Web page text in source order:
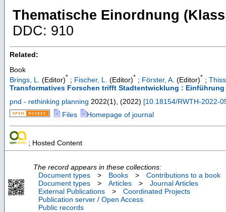
Thematische Einordnung
DDC: 910
Related:
Book
Brings, L.
(Editor)* ; Fischer, L. (Editor)* ; Förster, A. (Editor)* ;
Transformatives Forschen trifft Stadtentwicklung :
pnd - rethinking planning 2022(1), (2022) [10.18154/RWTH-2022-
Files
Homepage of journal
; Hosted Content
The record appears in these collections:
Document types
> Books >
Contributions to a book
Document types
> Articles >
Journal Articles
External Publications
>
Coordinated Projects
Publication server / Open Access
Public records